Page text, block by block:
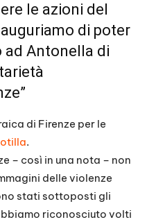
le azioni del
di poter
ad Antonella di
di Firenze per le
.
– così in una nota – non
delle violenze
stati sottoposti gli
riconosciuto volti